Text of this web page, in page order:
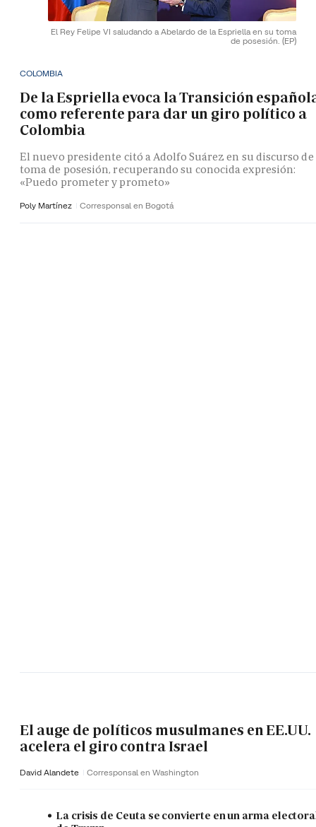
El Rey Felipe VI saludando a Abelardo de la Espriella en su toma
de posesión. (EP)
COLOMBIA
De la Espriella evoca la Transición
como referente para dar un giro político a
Colombia
El nuevo presidente citó a Adolfo Suárez en su discurso de
toma de posesión, recuperando su conocida expresión:
«Puedo prometer y prometo»
Poly Martínez Corresponsal en Bogotá
El auge de políticos musulmanes en EE.UU.
acelera el giro contra Israel
David Alandete Corresponsal en Washington
La crisis de Ceuta se convierte en un arma